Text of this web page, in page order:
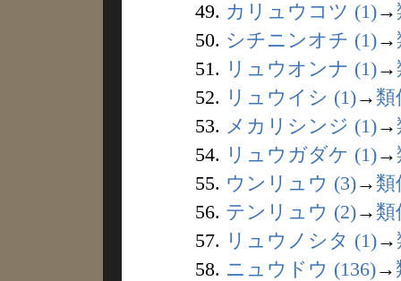
49. カリュウコツ (1)→
50. シチニンオチ (1)→
51. リュウオンナ (1)→
52. リュウイシ (1)→ 類
53. メカリシンジ (1)→
54. リュウガダケ (1)→
55. ウンリュウ (3)→ 類
56. テンリュウ (2)→ 類
57. リュウノシタ (1)→
58. ニュウドウ (136)→